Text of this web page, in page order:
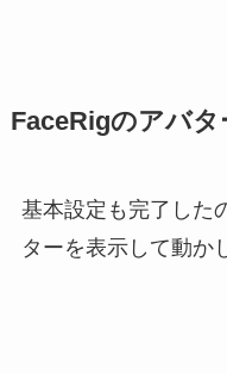
FaceRigのアバ
基本設定も完了した
ターを表示して動か